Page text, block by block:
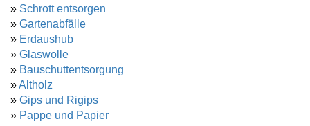
» Schrott entsorgen
» Gartenabfälle
» Erdaushub
» Glaswolle
» Bauschuttentsorgung
»Altholz
» Gips und Rigips
» Pappe und Papier